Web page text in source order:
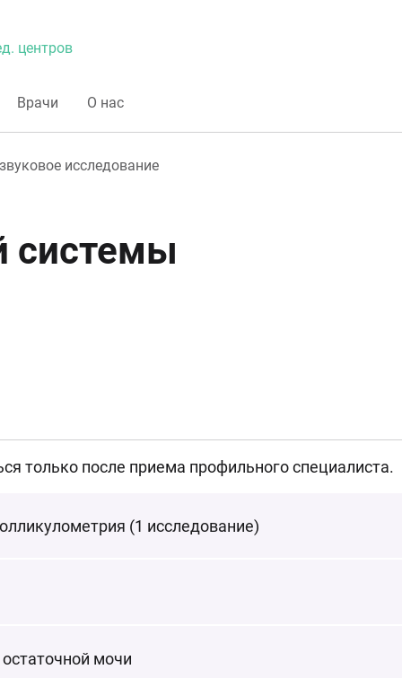
центров
Врачи О нас
исследование
системы
только после приема профильного специалиста.
(1 исследование)
мочи